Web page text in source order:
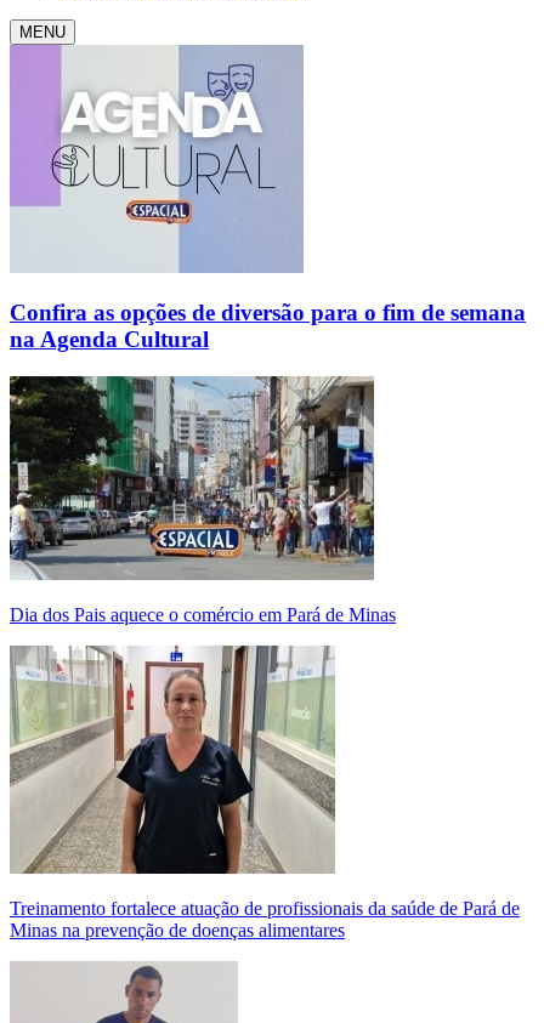
MENU
Confira as opções de diversão para o fim de semana
na Agenda Cultural
Dia dos Pais aquece o comércio em Pará de Minas
Treinamento fortalece atuação de profissionais da saúde de Pará de
Minas na prevenção de doenças alimentares